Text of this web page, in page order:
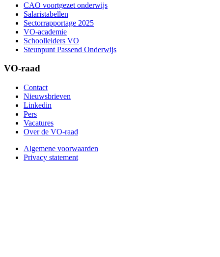
CAO voortgezet onderwijs
Salaristabellen
Sectorrapportage 2025
VO-academie
Schoolleiders VO
Steunpunt Passend Onderwijs
VO-raad
Contact
Nieuwsbrieven
Linkedin
Pers
Vacatures
Over de VO-raad
Algemene voorwaarden
Privacy statement